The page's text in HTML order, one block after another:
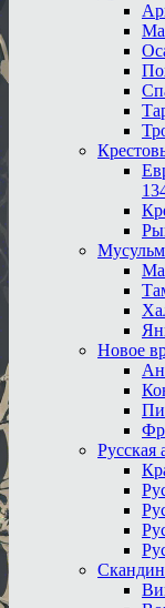
Новое
Русская